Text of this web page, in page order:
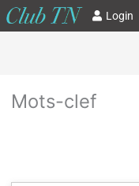
Login
Mots-clef